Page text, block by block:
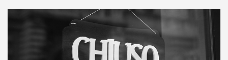
INFORMAZIONI IMMOBILIARI
DATI UFFICIALI